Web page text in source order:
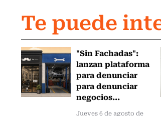
Te puede
"Sin Fachadas":
lanzan plataforma
para denunciar
para denunciar
negocios...
Jueves 6 de agosto de